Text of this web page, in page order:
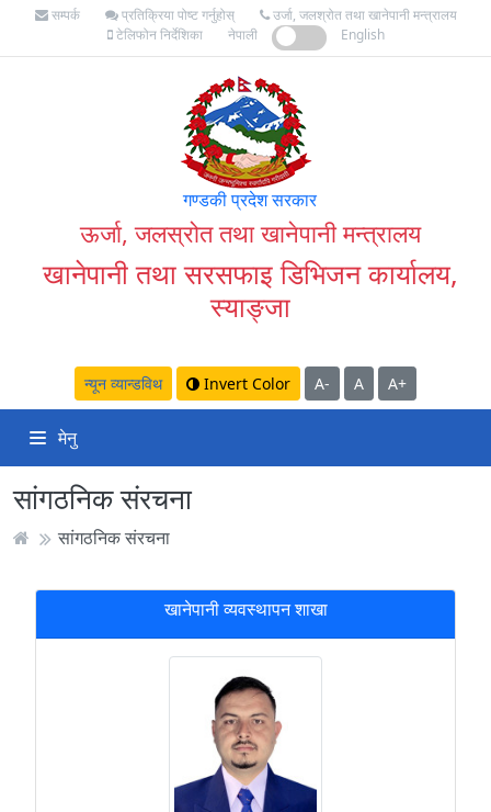
सम्पर्क प्रतिक्रिया पोष्ट गर्नुहोस्
उर्जा, जलश्रोत तथा खानेपानी मन्त्रालय
टेलिफोन निर्देशिका
नेपाली English
गण्डकी प्रदेश सरकार
ऊर्जा, जलस्रोत तथा खानेपानी मन्त्रालय
खानेपानी तथा सरसफाइ डिभिजन कार्यालय,
स्याङ्जा
न्यून व्यान्डविथ Invert Color A- A A+
मेनु
सांगठनिक संरचना
सांगठनिक संरचना
खानेपानी व्यवस्थापन शाखा